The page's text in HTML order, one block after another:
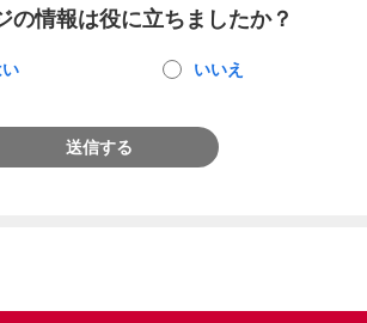
の情報は役に立ちましたか？
いいえ
送信する